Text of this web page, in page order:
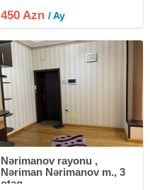
vasitcanin xidmat haql 30%
fayizdir
450 Azn/ Ay
Nərimanov rayonu ,
Nəriman Nərimanov m., 3
otaq